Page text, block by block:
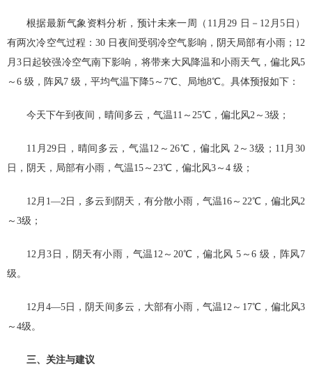
根据最新气象资料分析，预计未来一周（11月29 日－12月5日）
有两次冷空气过程：30 日夜间受弱冷空气影响，阴天局部有小雨；12
月3日起较强冷空气南下影响，将带来大风降温和小雨天气，偏北风5
～6 级，阵风7 级，平均气温下降5～7℃、局地8℃。具体预报如下：
今天下午到夜间，晴间多云，气温11～25℃，偏北风2～3级；
11月29日，晴间多云，气温12～26℃，偏北风 2～3级；11月30
日，阴天，局部有小雨，气温15～23℃，偏北风3～4 级；
12月1—2日，多云到阴天，有分散小雨，气温16～22℃，偏北风2
～3级；
12月3日，阴天有小雨，气温12～20℃，偏北风 5～6 级，阵风7
级。
12月4—5日，阴天间多云，大部有小雨，气温12～17℃，偏北风3
～4级。
三、关注与建议